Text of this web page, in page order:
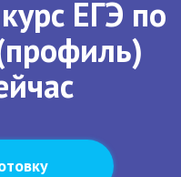
ЕГЭ по